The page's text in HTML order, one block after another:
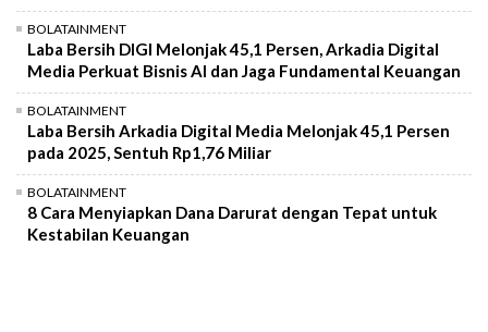
BOLATAINMENT
Laba Bersih DIGI Melonjak 45,1 Persen, Arkadia Digital
Media Perkuat Bisnis AI dan Jaga Fundamental Keuangan
BOLATAINMENT
Laba Bersih Arkadia Digital Media Melonjak 45,1 Persen
pada 2025, Sentuh Rp1,76 Miliar
BOLATAINMENT
8 Cara Menyiapkan Dana Darurat dengan Tepat untuk
Kestabilan Keuangan